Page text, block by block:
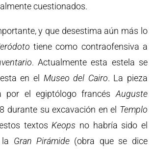
cuestionados.
y que desestima aún más lo
tiene como contraofensiva a
. Actualmente esta estela se
en el Museo del Cairo. La pieza
por el egiptólogo francés Auguste
durante su excavación en el Templo
textos Keops no habría sido el
Gran Pirámide (obra que se dice